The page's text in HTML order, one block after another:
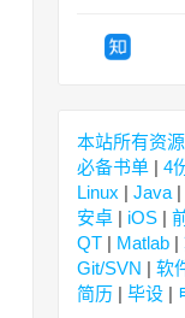
本站所有资
必备书单 | 4
Linux | Java |
安卓 | iOS |
QT | Matlab |
Git/SVN | 软
简历 | 毕设 |